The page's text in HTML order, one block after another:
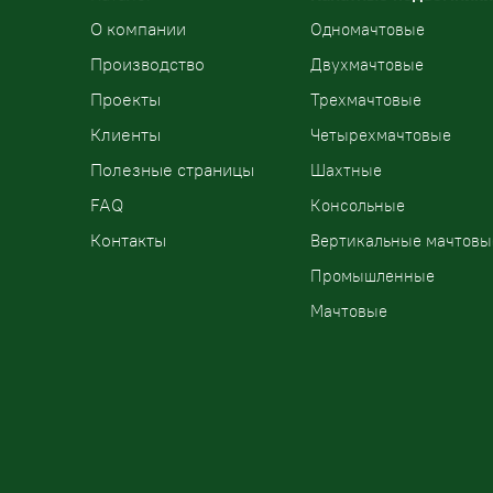
О компании
Производство
Проекты
Клиенты
Полезные страницы
FAQ
Контакты
Одномачтовые
Двухмачтовые
Трехмачтовые
Четырехмачтовые
Шахтные
Консольные
Вертикальные
Промышленные
Мачтовые